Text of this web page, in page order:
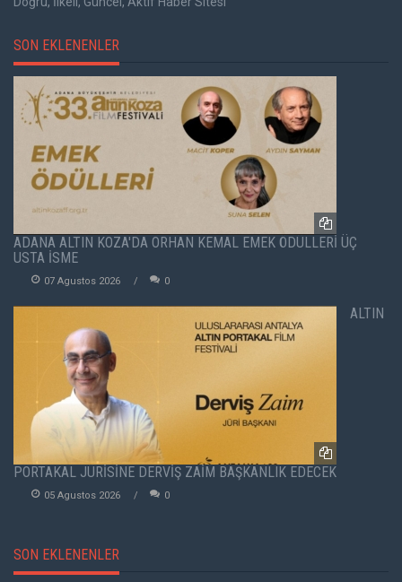
SON EKLENENLER
ADANA ALTIN KOZA'DA ORHAN KEMAL EMEK ÖDÜLLERİ ÜÇ
USTA İSME
07 Agustos 2026 0
ALTIN
PORTAKAL JÜRİSİNE DERVİŞ ZAİM BAŞKANLIK EDECEK
05 Agustos 2026 0
SON EKLENENLER